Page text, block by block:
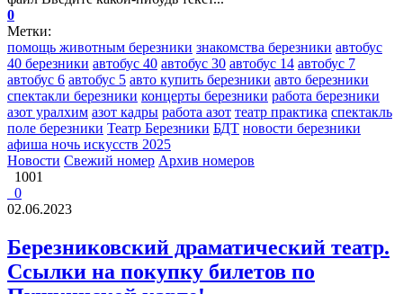
0
Метки:
помощь животным березники знакомства березники автобус
40 березники автобус 40 автобус 30 автобус 14 автобус 7
автобус 6 автобус 5 авто купить березники авто березники
спектакли березники концерты березники работа березники
азот уралхим азот кадры работа азот театр практика спектакль
поле березники Театр Березники БДТ новости березники
афиша ночь искусств 2025
Новости Свежий номер Архив номеров
1001
0
02.06.2023
Березниковский драматический театр.
Ссылки на покупку билетов по